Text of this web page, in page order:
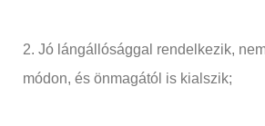
2. Jó lángállósággal rendelkezik,
módon, és önmagától is kialszik;